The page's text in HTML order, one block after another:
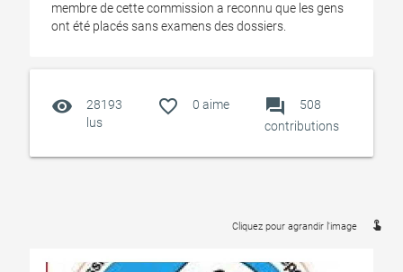
membre de cette commission a reconnu que les gens
ont été placés sans examens des dossiers.
visibility
28193
lus
favorite_outline 0 aime forum
508
contributions
Cliquez pour agrandir l'image touch_app